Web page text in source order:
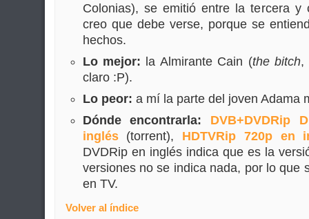
Colonias), se emitió entre la tercera y
creo que debe verse, porque se
hechos.
Lo mejor: la Almirante Cain (the bitch,
claro :P).
Lo peor: a mí la parte del joven Adama
Dónde encontrarla:
DVB+DVDRip
inglés(torrent), HDTVRip 720p en
DVDRip en inglés indica que es la
versiones no se indica nada, por lo que
en TV.
Volver al índice